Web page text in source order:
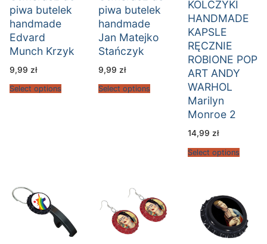
piwa butelek
handmade
Edvard
Munch Krzyk
9,99 zł
Select options
piwa butelek
handmade
Jan Matejko
Stańczyk
9,99 zł
Select options
KOLCZYKI
HANDMADE
KAPSLE
RĘCZNIE
ROBIONE POP
ART ANDY
WARHOL
Marilyn
Monroe 2
14,99 zł
Select options